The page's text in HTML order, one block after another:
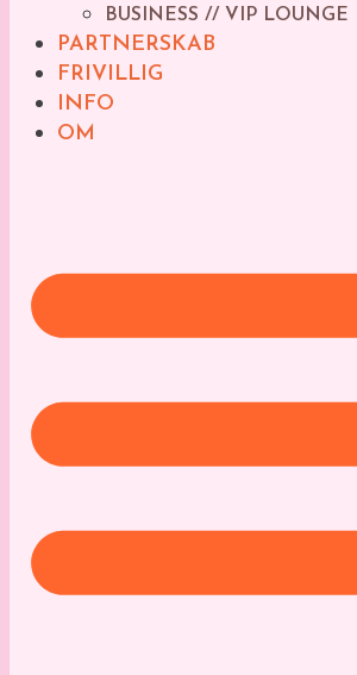
BUSINESS // VIP LOUNGE
PARTNERSKAB
FRIVILLIG
INFO
OM